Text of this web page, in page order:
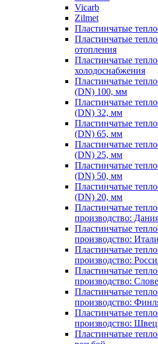
Vicarb
Zilmet
Пластинчатые
Пластинчатые
отопления
Пластинчатые
холодоснабжения
Пластинчатые
(DN) 100, мм
Пластинчатые
(DN) 32, мм
Пластинчатые
(DN) 65, мм
Пластинчатые
(DN) 25, мм
Пластинчатые
(DN) 50, мм
Пластинчатые
(DN) 20, мм
Пластинчатые
производство:
Пластинчатые
производство:
Пластинчатые
производство:
Пластинчатые
производство:
Пластинчатые
производство:
Пластинчатые
производство:
Пластинчатые